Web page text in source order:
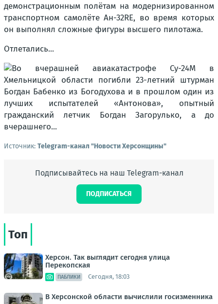
демонстрационным полётам на модернизированном
транспортном самолёте Ан-32RE, во время которых
он выполнял сложные фигуры высшего пилотажа.
Отлетались...
Источник: Telegram-канал "Новости Херсонщины"
Подписывайтесь на наш Telegram-канал
ПОДПИСАТЬСЯ
Топ
Херсон. Так выглядит сегодня улица
Перекопская
ПАБЛИКИ Сегодня, 18:03
В Херсонской области вычислили госизменника